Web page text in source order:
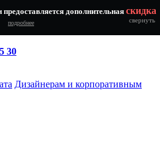
дополнительная скидка
подробнее свернуть
30
Дизайнерам и корпоративным